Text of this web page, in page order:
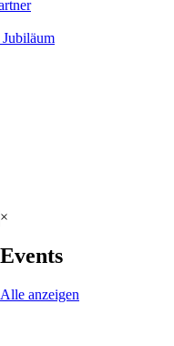
×
Events
Alle anzeigen